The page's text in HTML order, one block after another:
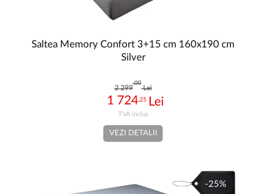
Saltea Memory Confort 3+15 cm 160x190 cm
Silver
2 299
,00
Lei
1 724,25
VEZI DETALII
-25%